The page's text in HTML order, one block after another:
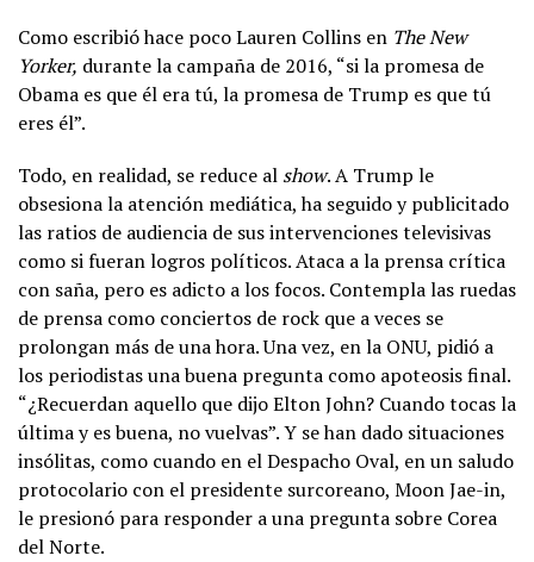
Como escribió hace poco Lauren Collins en The New
Yorker, durante la campaña de 2016, “si la promesa de
Obama es que él era tú, la promesa de Trump es que tú
eres él”.
Todo, en realidad, se reduce al show. A Trump le
obsesiona la atención mediática, ha seguido y publicitado
las ratios de audiencia de sus intervenciones televisivas
como si fueran logros políticos. Ataca a la prensa crítica
con saña, pero es adicto a los focos. Contempla las ruedas
de prensa como conciertos de rock que a veces se
prolongan más de una hora. Una vez, en la ONU, pidió a
los periodistas una buena pregunta como apoteosis final.
“¿Recuerdan aquello que dijo Elton John? Cuando tocas la
última y es buena, no vuelvas”. Y se han dado situaciones
insólitas, como cuando en el Despacho Oval, en un saludo
protocolario con el presidente surcoreano, Moon Jae-in,
le presionó para responder a una pregunta sobre Corea
del Norte.